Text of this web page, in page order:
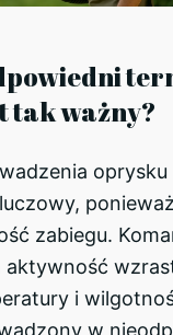
tak ważny?
zabiegu.
aktywność
i
w